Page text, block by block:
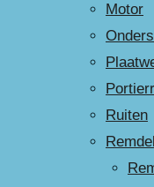
Motor
Ruiten